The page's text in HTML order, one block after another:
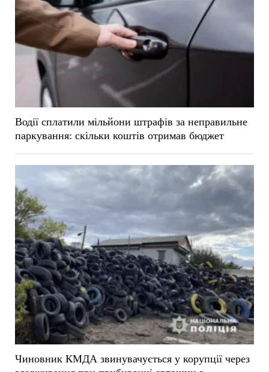
Водії сплатили мільйони штрафів за неправильне
паркування: скільки коштів отримав бюджет
Чиновник КМДА звинувачується у корупції через